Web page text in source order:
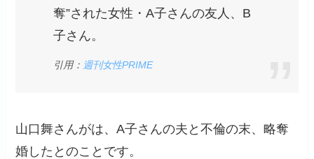
奪”された女性・A子さんの友人、B
子さん。
引用： 週刊女性PRIME
山口舞さんがは、A子さんの夫と不倫の末、略奪
婚したとのことです。